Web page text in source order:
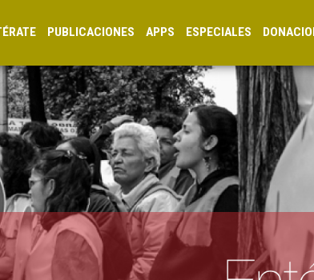
PUBLICACIONES APPS ESPECIALES